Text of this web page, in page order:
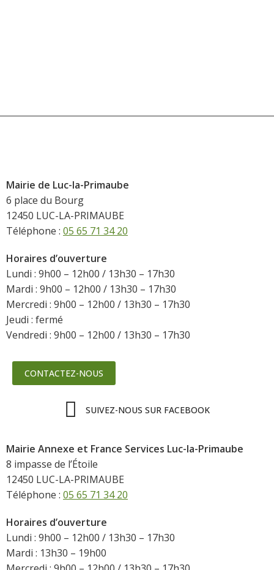
Mairie de Luc-la-Primaube
6 place du Bourg
12450 LUC-LA-PRIMAUBE
Téléphone : 05 65 71 34 20
Horaires d’ouverture
Lundi : 9h00 – 12h00 / 13h30 – 17h30
Mardi : 9h00 – 12h00 / 13h30 – 17h30
Mercredi : 9h00 – 12h00 / 13h30 – 17h30
Jeudi : fermé
Vendredi : 9h00 – 12h00 / 13h30 – 17h30
CONTACTEZ-NOUS
SUIVEZ-NOUS SUR FACEBOOK
Mairie Annexe et France Services Luc-la-Primaube
8 impasse de l’Étoile
12450 LUC-LA-PRIMAUBE
Téléphone : 05 65 71 34 20
Horaires d’ouverture
Lundi : 9h00 – 12h00 / 13h30 – 17h30
Mardi : 13h30 – 19h00